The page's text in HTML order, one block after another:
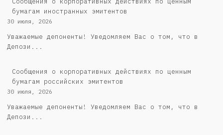
бумагам иностранных эмитентов
30 июля, 2026
Уважаемые депоненты! Уведомляем Вас о том, что в
Депози...
Cообщения о корпоративных действиях по ценным
бумагам российских эмитентов
30 июля, 2026
Уважаемые депоненты! Уведомляем Вас о том, что в
Депози...